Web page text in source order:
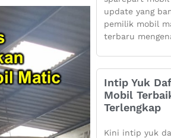
update yang
pemilik mobil
terbaru
Intip Yuk
Mobil
Terlengkap
Kini intip yuk